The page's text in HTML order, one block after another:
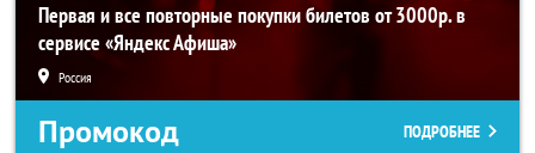
Первая и все повторные покупки билетов от 3000р. в
сервисе «Яндекс Афиша»
Россия
Промокод ПОДРОБНЕЕ